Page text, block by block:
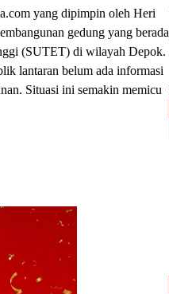
yang dipimpin oleh Heri
gedung yang berada
(SUTET) di wilayah Depok.
lantaran belum ada informasi
Situasi ini semakin memicu